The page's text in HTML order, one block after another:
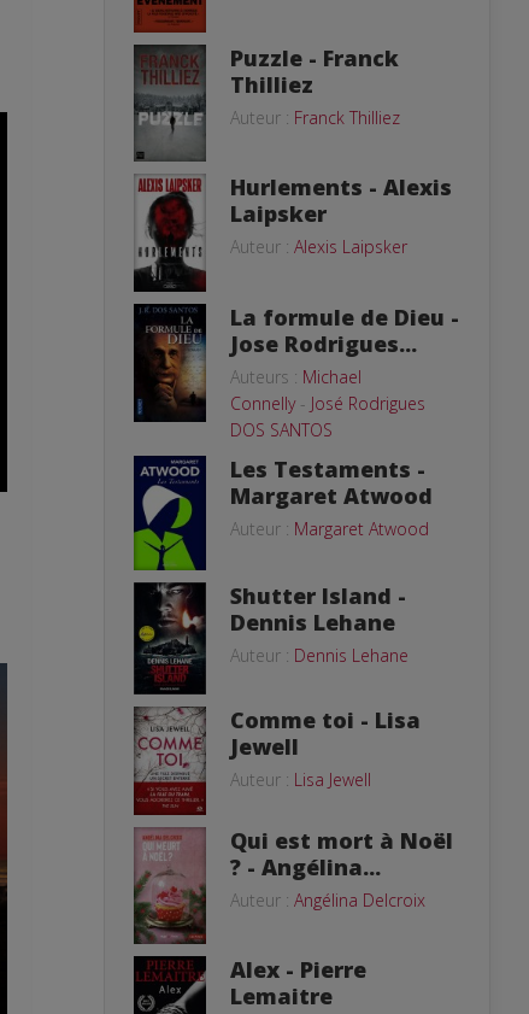
Puzzle - Franck
Thilliez
Auteur : Franck Thilliez
Hurlements - Alexis
Laipsker
Auteur : Alexis Laipsker
La formule de Dieu -
Jose Rodrigues...
Auteurs : Michael
Connelly- José Rodrigues
DOS SANTOS
Les Testaments -
Margaret Atwood
Auteur : Margaret Atwood
Shutter Island -
Dennis Lehane
Auteur : Dennis Lehane
Comme toi - Lisa
Jewell
Auteur : Lisa Jewell
Qui est mort à Noël
? - Angélina...
Auteur : Angélina Delcroix
Alex - Pierre
Lemaitre